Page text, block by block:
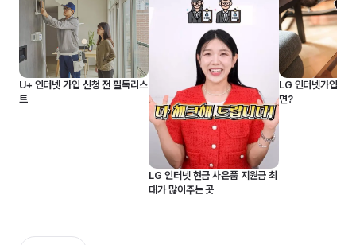
U+ 인터넷 가입 신청 전 필독리스
트
LG 인터넷 현금 사은품 지원금 최
대가 많이주는 곳
LG 인터넷가입 3
면?